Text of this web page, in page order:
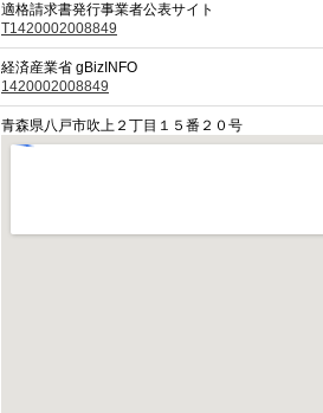
適格請求書発行事業者公表サイト
T1420002008849
経済産業省 gBizINFO
1420002008849
青森県八戸市吹上２丁目１５番２０号